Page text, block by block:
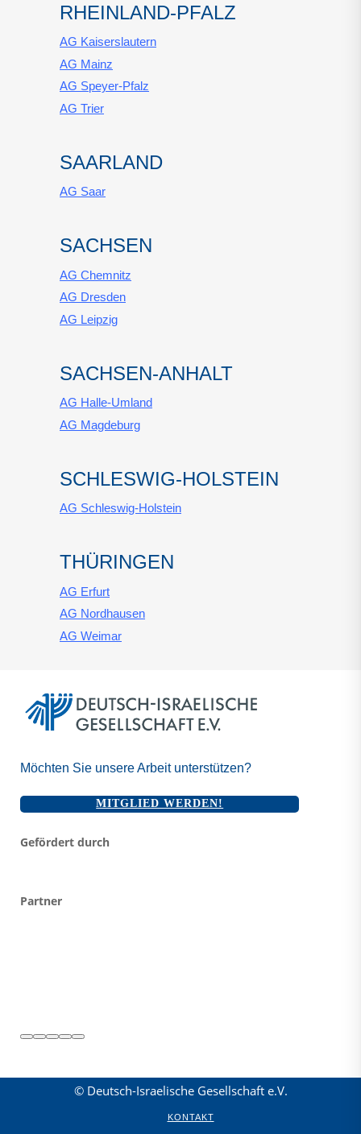
RHEINLAND-PFALZ
AG Kaiserslautern
AG Mainz
AG Speyer-Pfalz
AG Trier
SAARLAND
AG Saar
SACHSEN
AG Chemnitz
AG Dresden
AG Leipzig
SACHSEN-ANHALT
AG Halle-Umland
AG Magdeburg
SCHLESWIG-HOLSTEIN
AG Schleswig-Holstein
THÜRINGEN
AG Erfurt
AG Nordhausen
AG Weimar
Möchten Sie unsere Arbeit unterstützen?
MITGLIED WERDEN!
Gefördert durch
Partner
© Deutsch-Israelische Gesellschaft e.V.
KONTAKT